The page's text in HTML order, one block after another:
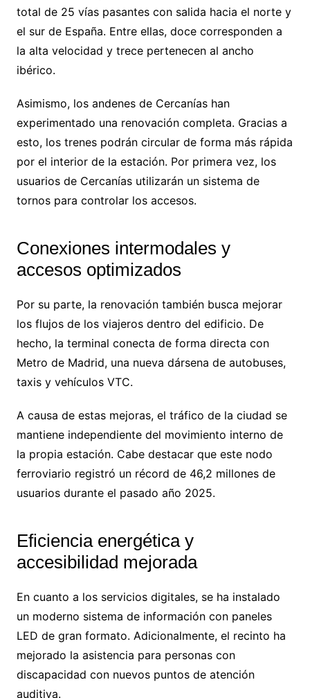
total de 25 vías pasantes con salida hacia el norte y
el sur de España. Entre ellas, doce corresponden a
la alta velocidad y trece pertenecen al ancho
ibérico.
Asimismo, los andenes de Cercanías han
experimentado una renovación completa. Gracias a
esto, los trenes podrán circular de forma más rápida
por el interior de la estación. Por primera vez, los
usuarios de Cercanías utilizarán un sistema de
tornos para controlar los accesos.
Conexiones intermodales y
accesos optimizados
Por su parte, la renovación también busca mejorar
los flujos de los viajeros dentro del edificio. De
hecho, la terminal conecta de forma directa con
Metro de Madrid, una nueva dársena de autobuses,
taxis y vehículos VTC.
A causa de estas mejoras, el tráfico de la ciudad se
mantiene independiente del movimiento interno de
la propia estación. Cabe destacar que este nodo
ferroviario registró un récord de 46,2 millones de
usuarios durante el pasado año 2025.
Eficiencia energética y
accesibilidad mejorada
En cuanto a los servicios digitales, se ha instalado
un moderno sistema de información con paneles
LED de gran formato. Adicionalmente, el recinto ha
mejorado la asistencia para personas con
discapacidad con nuevos puntos de atención
auditiva.